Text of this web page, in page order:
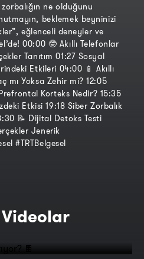
zorbalığın ne olduğunu
beklemek beyninizi
eğlenceli deneyler ve
00:00 🤓 Akıllı Telefonlar
Tanıtım 01:27 Sosyal
Etkileri 04:00 📱 Akıllı
mı Yoksa Zehir mi? 12:05
Korteks Nedir? 15:35
Etkisi 19:18 Siber Zorbalık
📝 Dijital Detoks Testi
Jenerik
#TRTBelgesel